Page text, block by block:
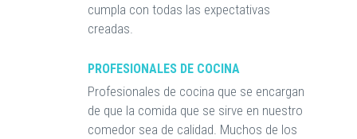
cumpla con todas las expectativas
creadas.
PROFESIONALES DE COCINA
Profesionales de cocina que se encargan
de que la comida que se sirve en nuestro
comedor sea de calidad. Muchos de los